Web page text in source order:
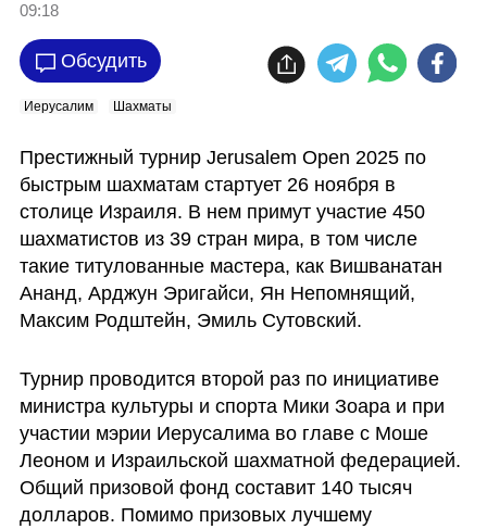
09:18
Обсудить
Иерусалим Шахматы
Престижный турнир Jerusalem Оpen 2025 по
быстрым шахматам стартует 26 ноября в
столице Израиля. В нем примут участие 450
шахматистов из 39 стран мира, в том числе
такие титулованные мастера, как Вишванатан
Ананд, Арджун Эригайси, Ян Непомнящий,
Максим Родштейн, Эмиль Сутовский.
Турнир проводится второй раз по инициативе
министра культуры и спорта Мики Зоара и при
участии мэрии Иерусалима во главе с Моше
Леоном и Израильской шахматной федерацией.
Общий призовой фонд составит 140 тысяч
долларов. Помимо призовых лучшему